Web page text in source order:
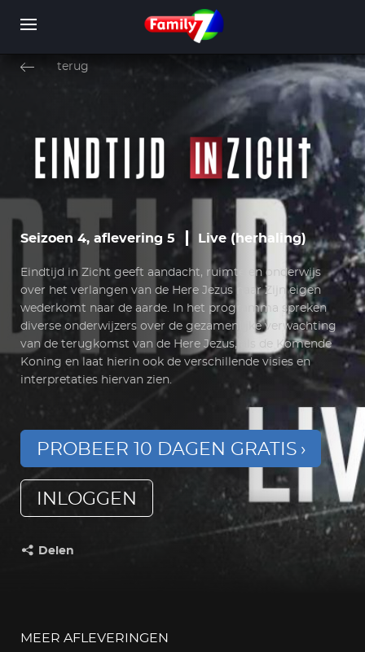
terug
Seizoen 4, aflevering 5 Live (herhaling)
Eindtijd in Zicht geeft aandacht, ruimte en onderwijs
over het verlangen van de Here Jezus naar Zijn eigen
wederkomt naar de aarde. In het programma spreken
diverse onderwijzers over de gezamenlijke verwachting
van de terugkomst van de Here Jezus, als de Komende
Koning en laat hierin ook de verschillende visies en
interpretaties hiervan zien.
PROBEER 10 DAGEN GRATIS
INLOGGEN
Delen
MEER AFLEVERINGEN